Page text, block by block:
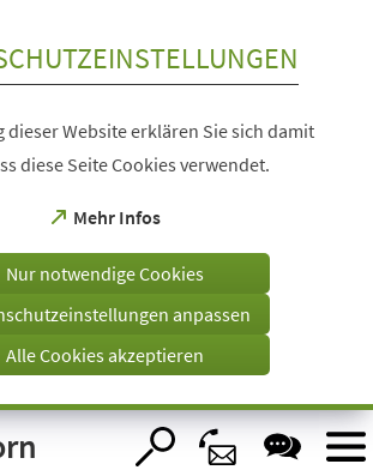
dieser Website erklären Sie sich damit
diese Seite Cookies verwendet.
Mehr Infos
(Öffnet
einem
Tab)
Nur notwendige Cookies
anpassen
Alle Cookies akzeptieren